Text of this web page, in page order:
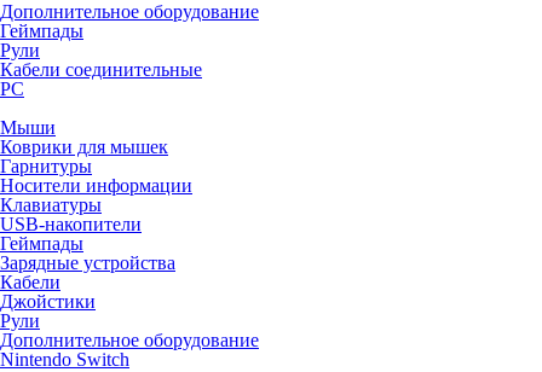
Дополнительное оборудование
Геймпады
Рули
Кабели соединительные
PC
Мыши
Коврики для мышек
Гарнитуры
Носители информации
Клавиатуры
USB-накопители
Геймпады
Зарядные устройства
Кабели
Джойстики
Рули
Дополнительное оборудование
Nintendo Switch